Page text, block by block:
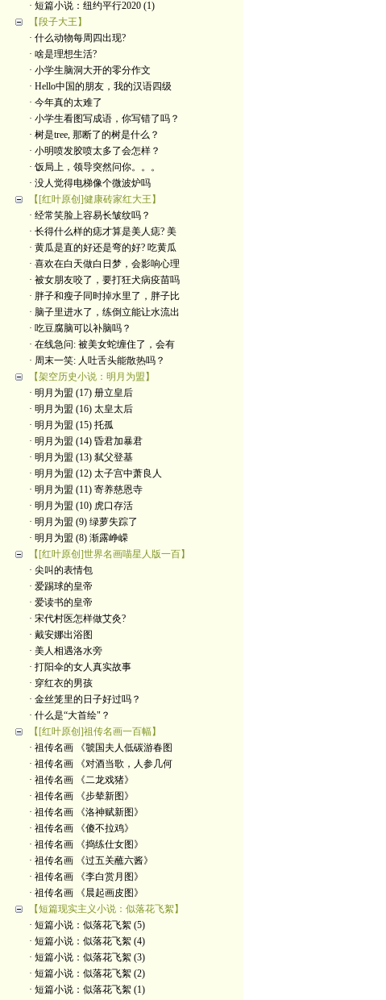
· 短篇小说：纽约平行2020 (1)
【段子大王】
· 什么动物每周四出现?
· 啥是理想生活?
· 小学生脑洞大开的零分作文
· Hello中国的朋友，我的汉语四级
· 今年真的太难了
· 小学生看图写成语，你写错了吗？
· 树是tree, 那断了的树是什么？
· 小明喷发胶喷太多了会怎样？
· 饭局上，领导突然问你。。。
· 没人觉得电梯像个微波炉吗
【[红叶原创]健康砖家红大王】
· 经常笑脸上容易长皱纹吗？
· 长得什么样的痣才算是美人痣? 美
· 黄瓜是直的好还是弯的好? 吃黄瓜
· 喜欢在白天做白日梦，会影响心理
· 被女朋友咬了，要打狂犬病疫苗吗
· 胖子和瘦子同时掉水里了，胖子比
· 脑子里进水了，练倒立能让水流出
· 吃豆腐脑可以补脑吗？
· 在线急问: 被美女蛇缠住了，会有
· 周末一笑: 人吐舌头能散热吗？
【架空历史小说：明月为盟】
· 明月为盟 (17) 册立皇后
· 明月为盟 (16) 太皇太后
· 明月为盟 (15) 托孤
· 明月为盟 (14) 昏君加暴君
· 明月为盟 (13) 弑父登基
· 明月为盟 (12) 太子宫中萧良人
· 明月为盟 (11) 寄养慈恩寺
· 明月为盟 (10) 虎口存活
· 明月为盟 (9) 绿萝失踪了
· 明月为盟 (8) 渐露峥嵘
【[红叶原创]世界名画喵星人版一百】
· 尖叫的表情包
· 爱踢球的皇帝
· 爱读书的皇帝
· ​宋代村医怎样做艾灸?
· 戴安娜出浴图
· 美人相遇洛水旁
· 打阳伞的女人真实故事
· 穿红衣的男孩
· 金丝笼里的日子好过吗？
· 什么是“大首绘"？
【[红叶原创]祖传名画一百幅】
· 祖传名画 《虢国夫人低碳游春图
· 祖传名画 《对酒当歌，人参几何
· 祖传名画 《二龙戏猪》
· 祖传名画 《步辇新图》
· 祖传名画 《洛神赋新图》
· 祖传名画 《傻不拉鸡》
· 祖传名画 《捣练仕女图》
· 祖传名画 《过五关蘸六酱》
· 祖传名画 《李白赏月图》
· 祖传名画 《晨起画皮图》
【短篇现实主义小说：似落花飞絮】
· 短篇小说：似落花飞絮 (5)
· 短篇小说：似落花飞絮 (4)
· 短篇小说：似落花飞絮 (3)
· 短篇小说：似落花飞絮 (2)
· 短篇小说：似落花飞絮 (1)